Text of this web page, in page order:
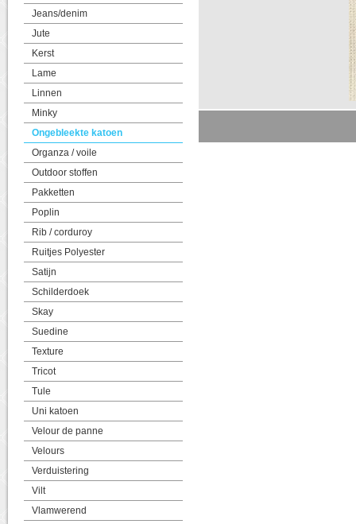
Jeans/denim
Jute
Kerst
Lame
Linnen
Minky
Ongebleekte katoen
Organza / voile
Outdoor stoffen
Pakketten
Poplin
Rib / corduroy
Ruitjes Polyester
Satijn
Schilderdoek
Skay
Suedine
Texture
Tricot
Tule
Uni katoen
Velour de panne
Velours
Verduistering
Vilt
Vlamwerend